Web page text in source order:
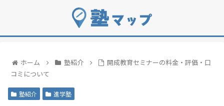
ホーム 塾紹介
開成教育セミナーの料金・評価・口
コミについて
塾紹介 進学塾